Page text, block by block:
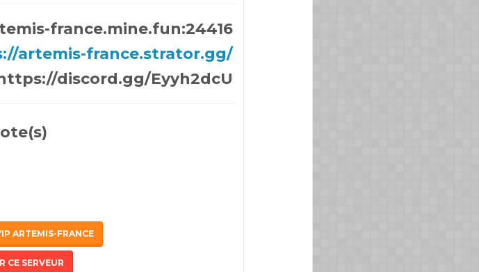
france.mine.fun:24416
artemis-france.strator.gg/
discord.gg/Eyyh2dcU
ARTEMIS-FRANCE
CE SERVEUR